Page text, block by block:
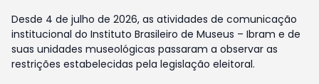
Desde 4 de julho de 2026, as atividades de comunicação
institucional do Instituto Brasileiro de Museus – Ibram e de
suas unidades museológicas passaram a observar as
restrições estabelecidas pela legislação eleitoral.